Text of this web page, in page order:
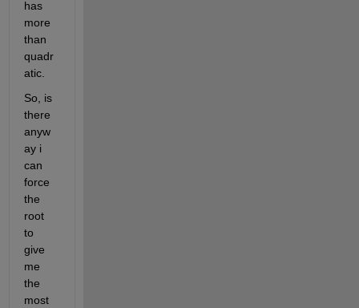
has
more
than
quadr
atic.
So, is
there
anyw
ay i
can
force
the
root
to
give
me
the
most